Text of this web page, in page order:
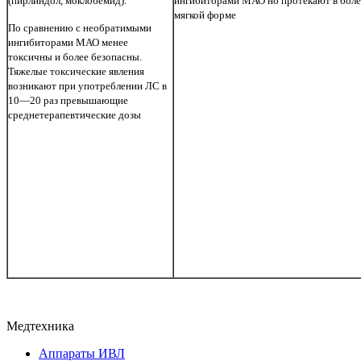
По сравнению с необратимыми
ингибиторами МАО менее
токсичны и более безопасны.
Тяжелые токсические явления
возникают при употреблении ЛС в
10—20 раз превышающие
среднетерапевтические дозы
мягкой форме
Медтехника
Аппараты ИВЛ